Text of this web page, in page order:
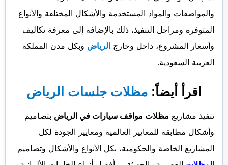
والمواصفات والمواد المستخدمة والأشكال المختلفة والأنواع
المتوفرة ومراحل التنفيذ، ذلك بالإضافة إلى معرفة تكاليف
وأسعار المشروع، داخل وخارج الرياض وبكل مدن المملكة
العربية السعودية.
اقرأ أيضاً: مظلات جلسات الرياض
تنفيذ مشاريع مظلات مواقف سيارات في الرياض بتصاميم
وأشكال مطابقة للمعايير العالمية ومعايير الجودة لكل
المشاريع الخاصة والحكومية، بكل الأنواع والأشكال وتصاميم